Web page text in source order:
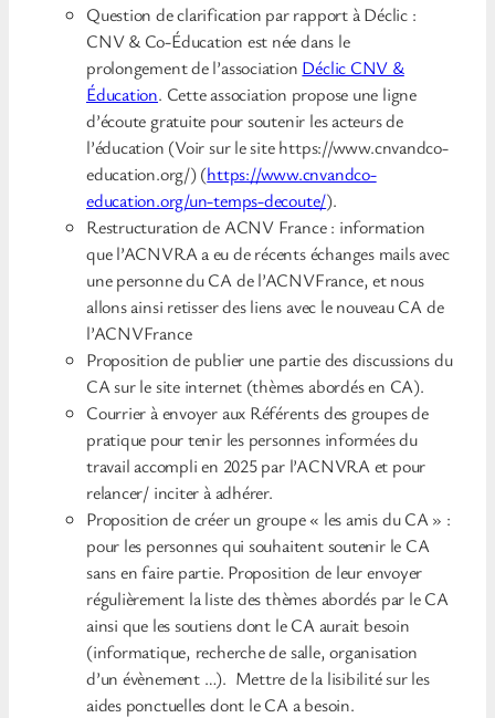
Question de clarification par rapport à Déclic :
CNV & Co-Éducation est née dans le
prolongement de l’association Déclic CNV &
Éducation. Cette association propose une ligne
d’écoute gratuite pour soutenir les acteurs de
l’éducation (Voir sur le site https://www.cnvandco-
education.org/) (https://www.cnvandco-
education.org/un-temps-decoute/).
Restructuration de ACNV France : information
que l’ACNVRA a eu de récents échanges mails avec
une personne du CA de l’ACNVFrance, et nous
allons ainsi retisser des liens avec le nouveau CA de
l’ACNVFrance
Proposition de publier une partie des discussions du
CA sur le site internet (thèmes abordés en CA).
Courrier à envoyer aux Référents des groupes de
pratique pour tenir les personnes informées du
travail accompli en 2025 par l’ACNVRA et pour
relancer/ inciter à adhérer.
Proposition de créer un groupe « les amis du CA » :
pour les personnes qui souhaitent soutenir le CA
sans en faire partie. Proposition de leur envoyer
régulièrement la liste des thèmes abordés par le CA
ainsi que les soutiens dont le CA aurait besoin
(informatique, recherche de salle, organisation
d’un évènement …). Mettre de la lisibilité sur les
aides ponctuelles dont le CA a besoin.